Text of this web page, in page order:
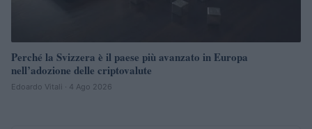
Perché la Svizzera è il paese più avanzato in Europa
nell’adozione delle criptovalute
Edoardo Vitali · 4 Ago 2026